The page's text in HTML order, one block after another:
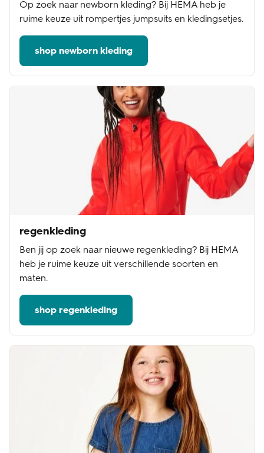
Op zoek naar newborn kleding? Bij HEMA heb je
ruime keuze uit rompertjes jumpsuits en kledingsetjes.
shop newborn kleding
regenkleding
Ben jij op zoek naar nieuwe regenkleding? Bij HEMA
heb je ruime keuze uit verschillende soorten en
maten.
shop regenkleding